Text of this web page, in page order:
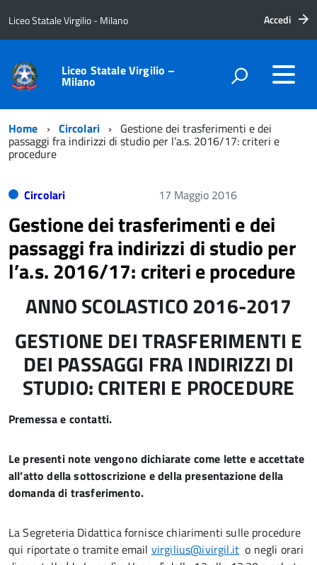
Liceo Statale Virgilio - Milano Accedi
Liceo Statale Virgilio –
Milano
Home Circolari Gestione dei trasferimenti e dei
passaggi fra indirizzi di studio per l’a.s. 2016/17: criteri e
procedure
Circolari 17 Maggio 2016
Gestione dei trasferimenti e dei
passaggi fra indirizzi di studio per
l’a.s. 2016/17: criteri e procedure
ANNO SCOLASTICO 2016-2017
GESTIONE DEI TRASFERIMENTI E
DEI PASSAGGI FRA INDIRIZZI DI
STUDIO: CRITERI E PROCEDURE
Premessa e contatti.
Le presenti note vengono dichiarate come lette e accettate
all’atto della sottoscrizione e della presentazione della
domanda di trasferimento.
La Segreteria Didattica fornisce chiarimenti sulle procedure
qui riportate o tramite email virgilius@ivirgil.it o negli orari